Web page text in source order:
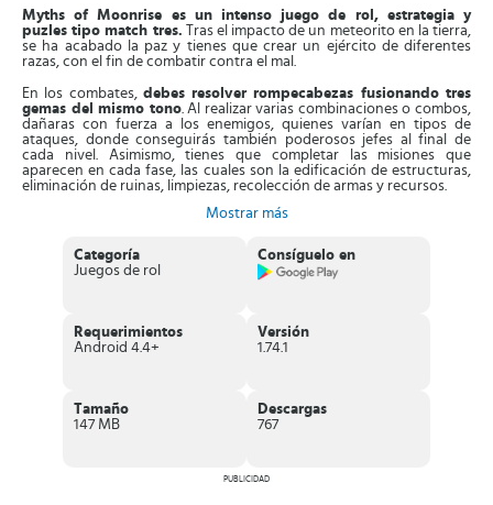
Myths of Moonrise es un intenso juego de rol, estrategia y
puzles tipo match tres. Tras el impacto de un meteorito en la tierra,
se ha acabado la paz y tienes que crear un ejército de diferentes
razas, con el fin de combatir contra el mal.
En los combates, debes resolver rompecabezas fusionando tres
gemas del mismo tono. Al realizar varias combinaciones o combos,
dañaras con fuerza a los enemigos, quienes varían en tipos de
ataques, donde conseguirás también poderosos jefes al final de
cada nivel. Asimismo, tienes que completar las misiones que
aparecen en cada fase, las cuales son la edificación de estructuras,
eliminación de ruinas, limpiezas, recolección de armas y recursos.
tienes que reclutar héroes, de las 4 tropas diferentes
razas. Debes construir una fortaleza, formar alianzas, explorar el
lugar y despertar a los caídos. Todo esto se complementa con
gráficos detallados en 3D. Tienes que explorar los diferentes
Características de Myths of Moonrise
puzles, donde debes unir tres o más gemas para causar mucho
daño a los enemigos.
sistema de misiones
Mostrar más
Categoría
Juegos de rol
Consíguelo en
Requerimientos
Android 4.4+
Versión
1.74.1
Tamaño
147 MB
Descargas
767
PUBLICIDAD